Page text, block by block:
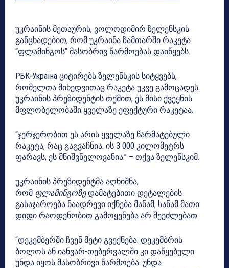
უკრაინის მეთაურის, ვოლოდიმირ ზელენსკის
განცხადებით, რომ უკრაინა ზამთარში რაკეტა
“ფლამინგოს” მასობრივ წარმოებას დაიწყებს.
РБК-Україна ციტირებს ზელენსკის სიტყვებს,
რომელთა მიხედვითაც რაკეტა უკვე გამოცადეს.
უკრაინის პრეზიდენტის თქმით, ეს მისი ქვეყნის
მფლობელობაში ყველაზე ეფექტური რაკეტაა.
“ჯერჯერობით ეს არის ყველაზე წარმატებული
რაკეტა, რაც გაგვაჩნია. ის 3 000 კილომეტრს
ფარავს, ეს მნიშვნელოვანია.” – თქვა ზელენსკიმ.
უკრაინის პრეზიდენტმა აღნიშნა,
რომ ფლამინგოზედამატებითი დეტალების
გასაჯაროება ნაადრევი იქნება მანამ, სანამ მათი
დიდი რაოდენობით გამოყენება არ შეეძლებათ.
“დეკემბერში ჩვენ მეტი გვექნება. დეკემბრის
ბოლოს ან იანვარ-თებერვალში კი დაწყებული
უნდა იყოს მასობრივი წარმოება. უნდა